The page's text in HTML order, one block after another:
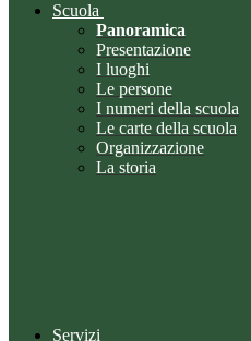
Scuola
Panoramica
Presentazione
I luoghi
Le persone
I numeri della scuola
Le carte della scuola
Organizzazione
La storia
Servizi